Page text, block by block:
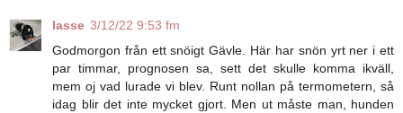
lasse 3/12/22 9:53 fm
Godmorgon från ett snöigt Gävle. Här har snön yrt ner i ett
par timmar, prognosen sa, sett det skulle komma ikväll,
mem oj vad lurade vi blev. Runt nollan på termometern, så
idag blir det inte mycket gjort. Men ut måste man, hunden